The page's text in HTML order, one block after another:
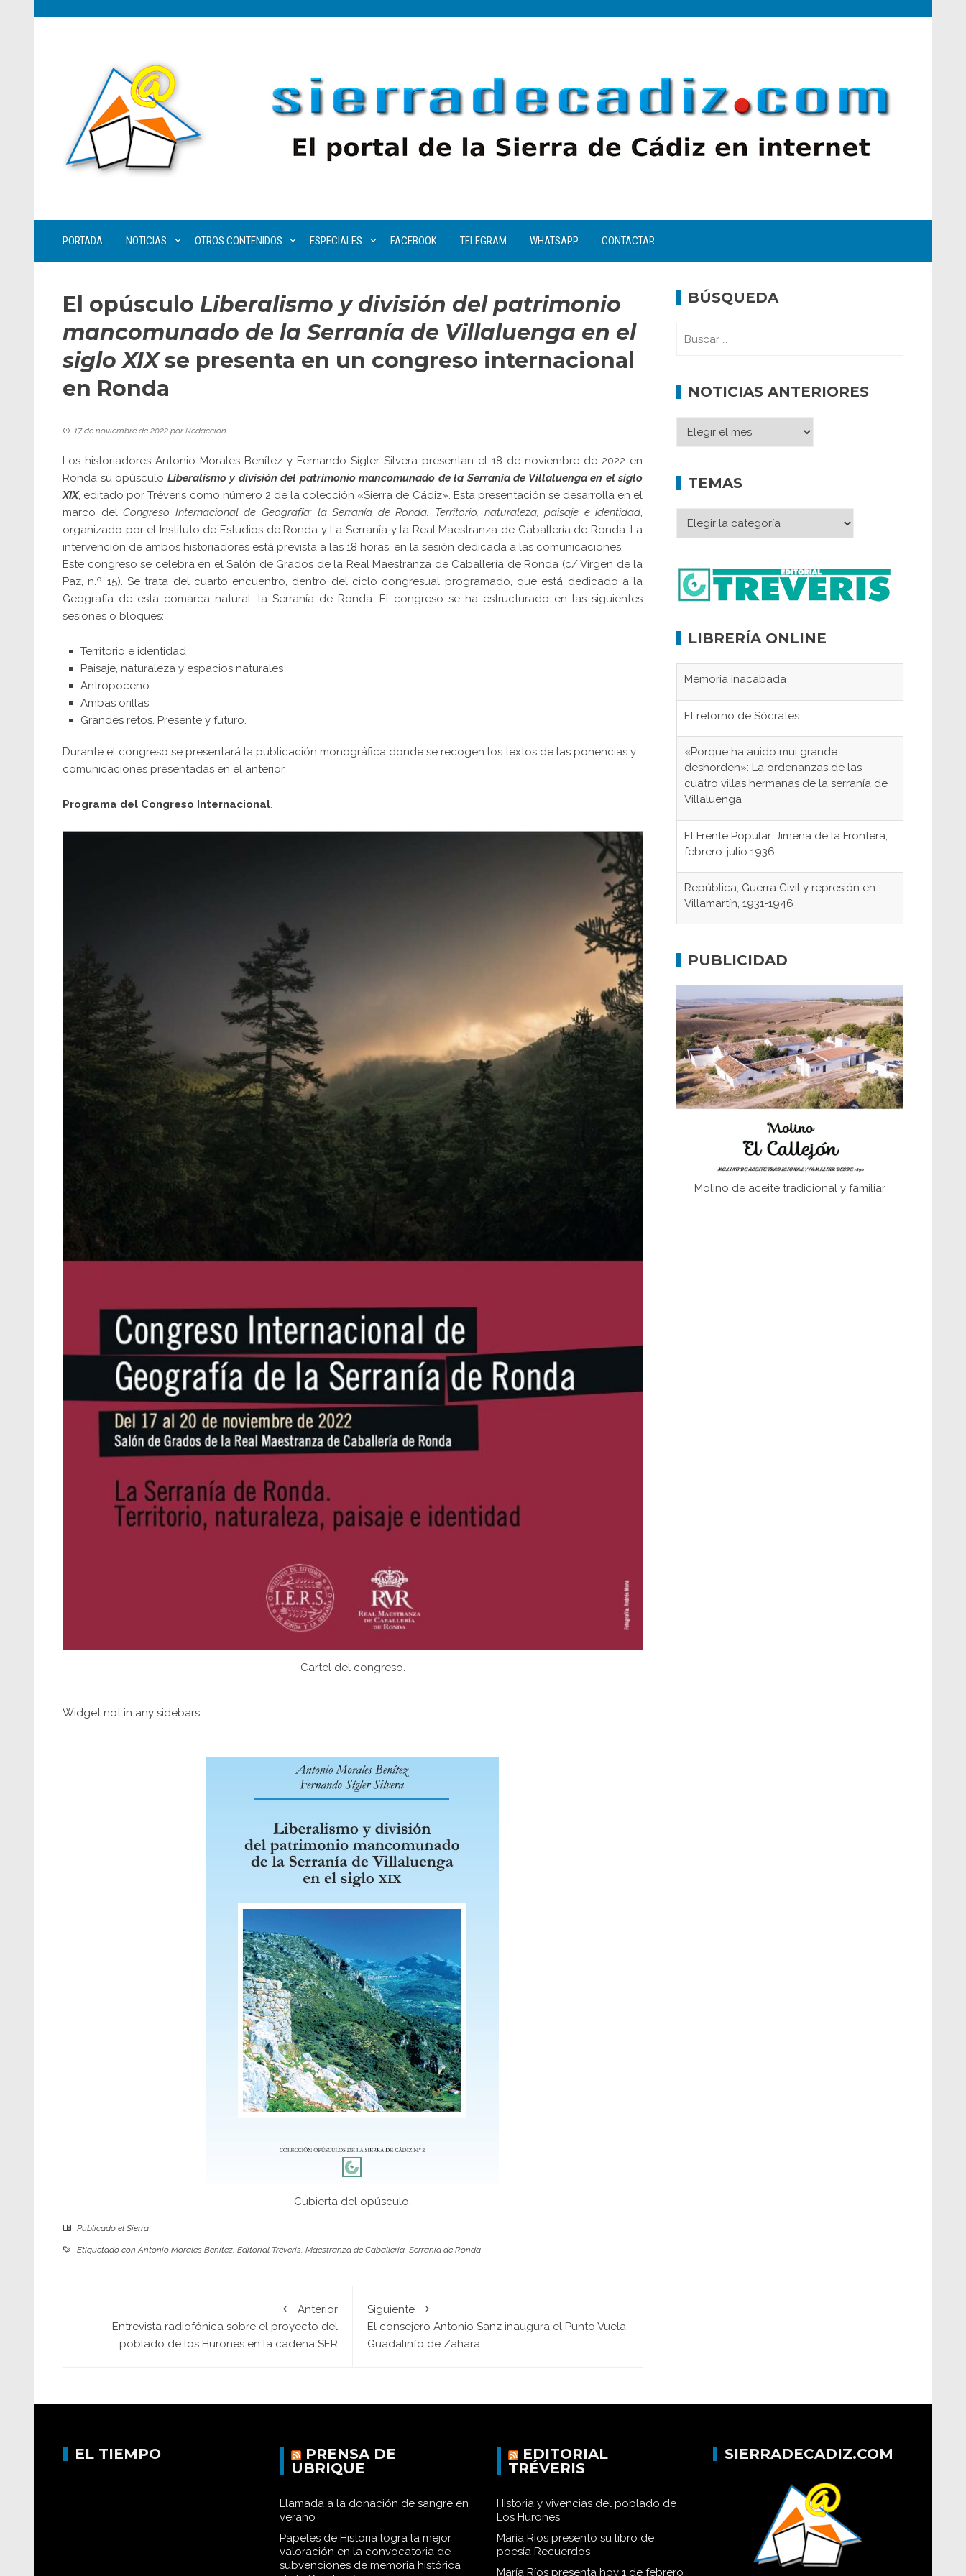
PORTADA NOTICIAS OTROS CONTENIDOS ESPECIALES FACEBOOK TELEGRAM WHATSAPP CONTACTAR
El opúsculo Liberalismo y división del patrimonio
mancomunado de la Serranía de Villaluenga en el
siglo XIXse presenta en un congreso internacional
en Ronda
17 de noviembre de 2022 porRedacción
Los historiadores Antonio Morales Benítez y Fernando Sígler Silvera presentan el 18 de noviembre de 2022 en
Ronda su opúsculo Liberalismo y división del patrimonio mancomunado de la Serranía de Villaluenga en el siglo
XIX, editado por Tréveris como número 2 de la colección «Sierra de Cádiz». Esta presentación se desarrolla en el
marco delCongreso Internacional de Geografía: la Serranía de Ronda. Territorio, naturaleza, paisaje e identidad,
organizado por el Instituto de Estudios de Ronda y La Serranía y la Real Maestranza de Caballería de Ronda. La
intervención de ambos historiadores está prevista a las 18 horas, en la sesión dedicada a las comunicaciones.
Este congreso se celebra en el Salón de Grados de la Real Maestranza de Caballería de Ronda (c/ Virgen de la
Paz, n.º 15). Se trata del cuarto encuentro, dentro del ciclo congresual programado, que está dedicado a la
Geografía de esta comarca natural, la Serranía de Ronda. El congreso se ha estructurado en las siguientes
sesiones o bloques:
Territorio e identidad
Paisaje, naturaleza y espacios naturales
Antropoceno
Ambas orillas
Grandes retos. Presente y futuro.
Durante el congreso se presentará la publicación monográfica donde se recogen los textos de las ponencias y
comunicaciones presentadas en el anterior.
Programa del Congreso Internacional.
Cartel del congreso.
Widget not in any sidebars
Cubierta del opúsculo.
Publicado el Sierra
Etiquetado conAntonio Morales Benítez, Editorial Tréveris, Maestranza de Caballería, Serranía de Ronda
Anterior
Entrevista radiofónica sobre el proyecto del
poblado de los Hurones en la cadena SER
Siguiente
El consejero Antonio Sanz inaugura el Punto Vuela
Guadalinfo de Zahara
BÚSQUEDA
NOTICIAS ANTERIORES
TEMAS
LIBRERÍA ONLINE
Memoria inacabada
El retorno de Sócrates
«Porque ha auido mui grande
deshorden»: La ordenanzas de las
cuatro villas hermanas de la serranía de
Villaluenga
El Frente Popular. Jimena de la Frontera,
febrero-julio 1936
República, Guerra Civil y represión en
Villamartín, 1931-1946
concentración nazis
fundaciones de Bornos
El Frente Popular. Ubrique, febrero-julio
1936
Juntar las letras. La alfabetización en el
campo: del afán de saber a la
Historia y vivencias del poblado de Los
PUBLICIDAD
Molino de aceite tradicional y familiar
EL TIEMPO
PRENSA DE
UBRIQUE
Llamada a la donación de sangre en
verano
Papeles de Historia logra la mejor
valoración en la convocatoria de
subvenciones de memoria histórica
EDITORIAL
TRÉVERIS
Historia y vivencias del poblado de
Los Hurones
María Ríos presentó su libro de
poesía Recuerdos
María Ríos presenta hoy 1 de febrero
SIERRADECADIZ.COM